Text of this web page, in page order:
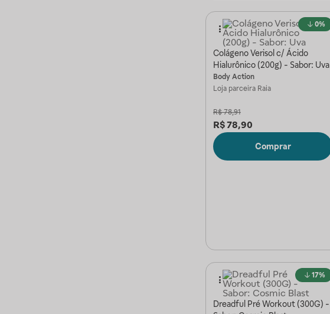
0%
Colágeno Verisol c/ Ácido
Hialurônico (200g) - Sabor: Uva
Body Action
Loja parceira Raia
R$ 78,91
R$78,90
Comprar
17%
Dreadful Pré Workout (300G) -